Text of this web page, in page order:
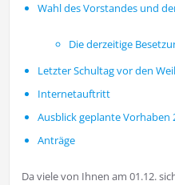
Wahl des Vorstandes und
Die derzeitige
Letzter Schultag vor den
Internetauftritt
Ausblick geplante Vorhaben
Anträge
Da viele von Ihnen am 01.12.